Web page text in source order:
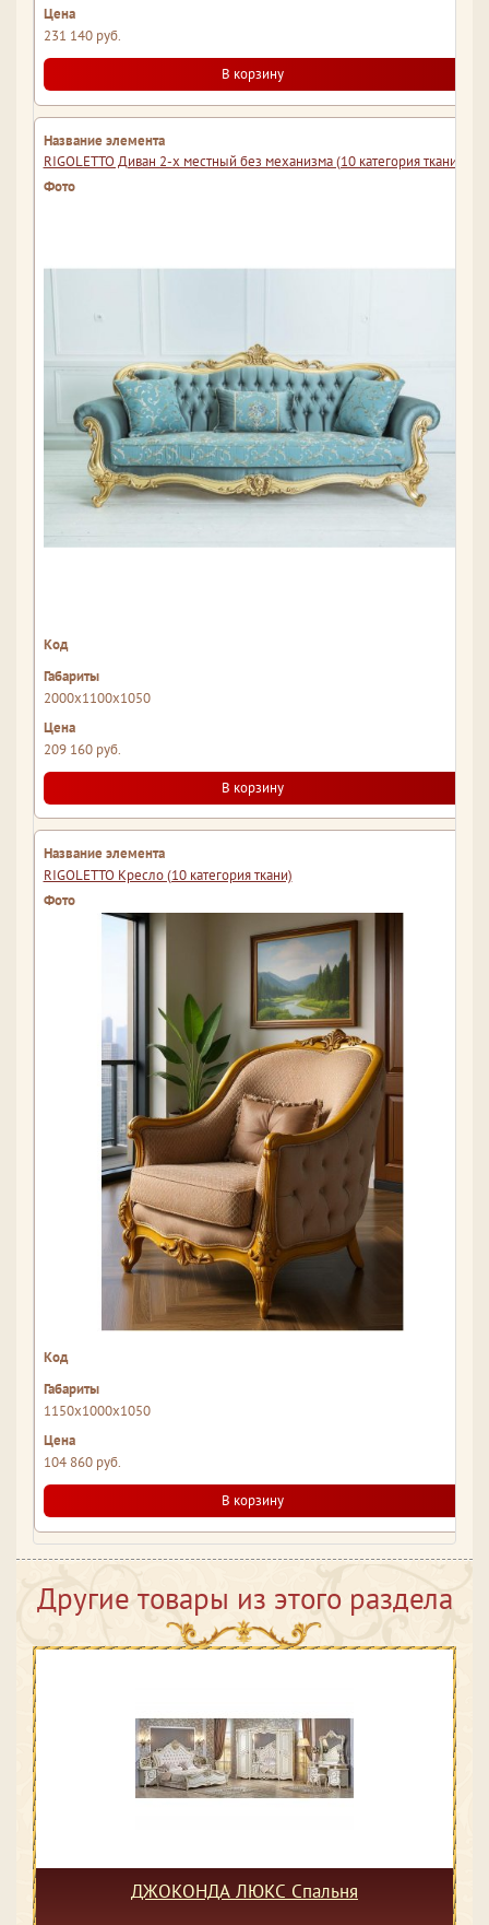
231 140 руб.
В корзину
RIGOLETTO Диван 2-х местный без механизма (10 категория ткани)
2000x1100x1050
209 160 руб.
В корзину
RIGOLETTO Кресло (10 категория ткани)
1150x1000x1050
104 860 руб.
В корзину
Другие товары из этого раздела
ДЖОКОНДА ЛЮКС Спальня